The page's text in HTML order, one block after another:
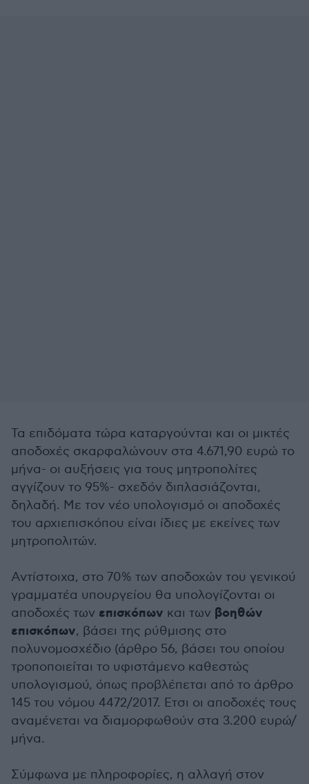
Τα επιδόματα τώρα καταργούνται και οι μικτές
αποδοχές σκαρφαλώνουν στα 4.671,90 ευρώ το
μήνα- οι αυξήσεις για τους μητροπολίτες
αγγίζουν το 95%- σχεδόν διπλασιάζονται,
δηλαδή. Με τον νέο υπολογισμό οι αποδοχές
του αρχιεπισκόπου είναι ίδιες με εκείνες των
μητροπολιτών.
Αντίστοιχα, στο 70% των αποδοχών του γενικού
γραμματέα υπουργείου θα υπολογίζονται οι
αποδοχές των επισκόπων και των βοηθών
επισκόπων, βάσει της ρύθμισης στο
πολυνομοσχέδιο (άρθρο 56, βάσει του οποίου
τροποποιείται το υφιστάμενο καθεστώς
υπολογισμού, όπως προβλέπεται από το άρθρο
145 του νόμου 4472/2017. Ετσι οι αποδοχές τους
αναμένεται να διαμορφωθούν στα 3.200 ευρώ/
μήνα.
Σύμφωνα με πληροφορίες, η αλλαγή στον